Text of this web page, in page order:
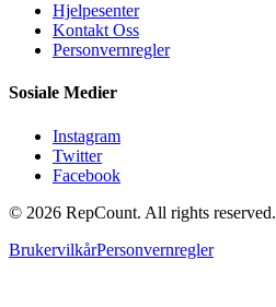
Hjelpesenter
Kontakt Oss
Personvernregler
Sosiale Medier
Instagram
Twitter
Facebook
© 2026 RepCount. All rights reserved.
BrukervilkårPersonvernregler